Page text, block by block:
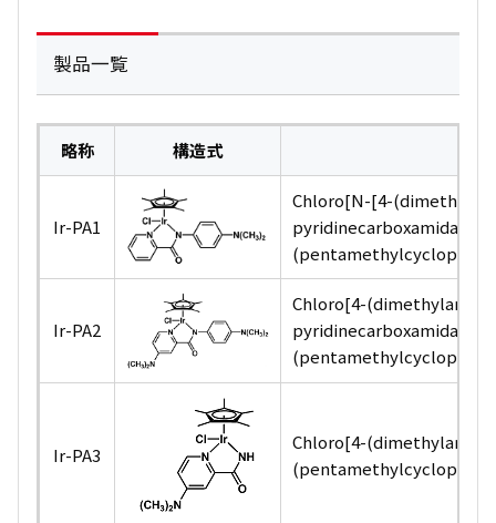
製品一覧
略称 構造式
Ir-PA1
Chloro[N-[4-
pyridinecarboxamidato]
Ir-PA2
Chloro[4-
pyridinecarboxamidato]
Ir-PA3
Chloro[4-